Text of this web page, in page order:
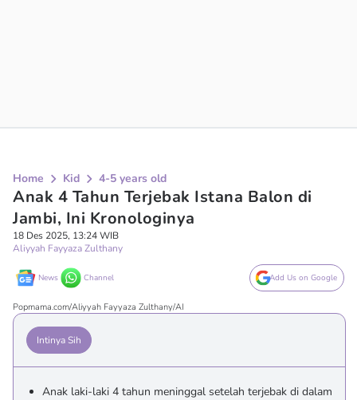
Home Kid 4-5 years old
Anak 4 Tahun Terjebak Istana Balon di
Jambi, Ini Kronologinya
18 Des 2025, 13:24 WIB
Aliyyah Fayyaza Zulthany
News Channel Add Us on Google
Popmama.com/Aliyyah Fayyaza Zulthany/AI
Intinya Sih
Anak laki-laki 4 tahun meninggal setelah terjebak di dalam